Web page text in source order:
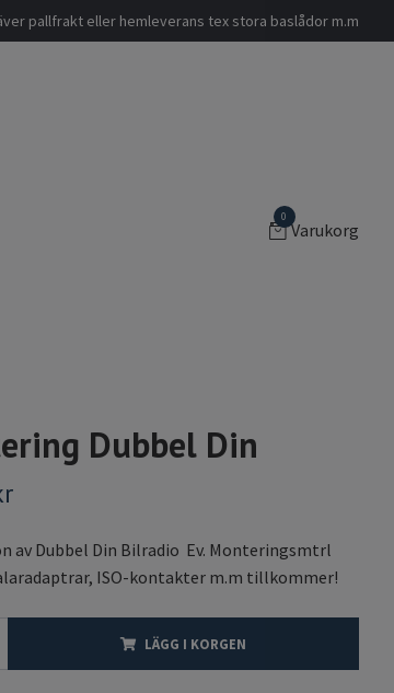
pallfrakt eller hemleverans tex stora baslådor m.m
0
Varukorg
Dubbel Din
av Dubbel Din Bilradio Ev. Monteringsmtrl
ISO-kontakter m.m tillkommer!
LÄGG I KORGEN